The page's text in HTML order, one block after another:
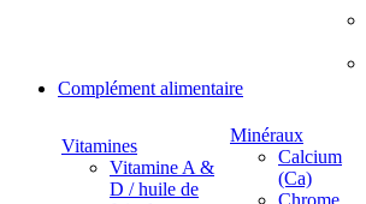
Complément alimentaire
Vitamines
Vitamine A &
D / huile de
Minéraux
Calcium
(Ca)